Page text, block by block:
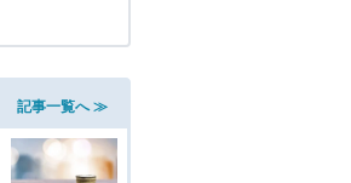
記事一覧へ ≫